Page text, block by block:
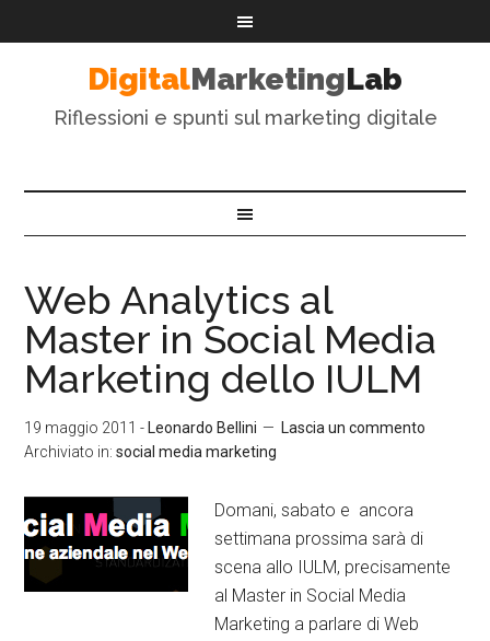
DigitalMarketingLab
Riflessioni e spunti sul marketing digitale
Web Analytics al
Master in Social Media
Marketing dello IULM
19 maggio 2011 - Leonardo Bellini
Lascia un commento
Archiviato in:social media marketing
Domani, sabato e ancora
settimana prossima sarà di
scena allo IULM, precisamente
al Master in Social Media
Marketing a parlare di Web